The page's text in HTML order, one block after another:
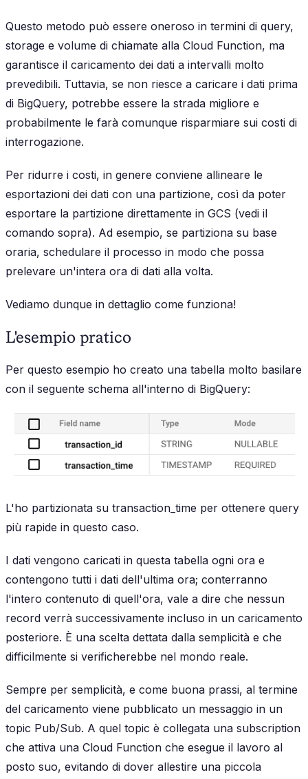
Questo metodo può essere oneroso in termini di query,
storage e volume di chiamate alla Cloud Function, ma
garantisce il caricamento dei dati a intervalli molto
prevedibili. Tuttavia, se non riesce a caricare i dati prima
di BigQuery, potrebbe essere la strada migliore e
probabilmente le farà comunque risparmiare sui costi di
interrogazione.
Per ridurre i costi, in genere conviene allineare le
esportazioni dei dati con una partizione, così da poter
esportare la partizione direttamente in GCS (vedi il
comando sopra). Ad esempio, se partiziona su base
oraria, schedulare il processo in modo che possa
prelevare un'intera ora di dati alla volta.
Vediamo dunque in dettaglio come funziona!
L'esempio pratico
Per questo esempio ho creato una tabella molto basilare
con il seguente schema all'interno di BigQuery:
L'ho partizionata su transaction_time per ottenere query
più rapide in questo caso.
I dati vengono caricati in questa tabella ogni ora e
contengono tutti i dati dell'ultima ora; conterranno
l'intero contenuto di quell'ora, vale a dire che nessun
record verrà successivamente incluso in un caricamento
posteriore. È una scelta dettata dalla semplicità e che
difficilmente si verificherebbe nel mondo reale.
Sempre per semplicità, e come buona prassi, al termine
del caricamento viene pubblicato un messaggio in un
topic Pub/Sub. A quel topic è collegata una subscription
che attiva una Cloud Function che esegue il lavoro al
posto suo, evitando di dover allestire una piccola